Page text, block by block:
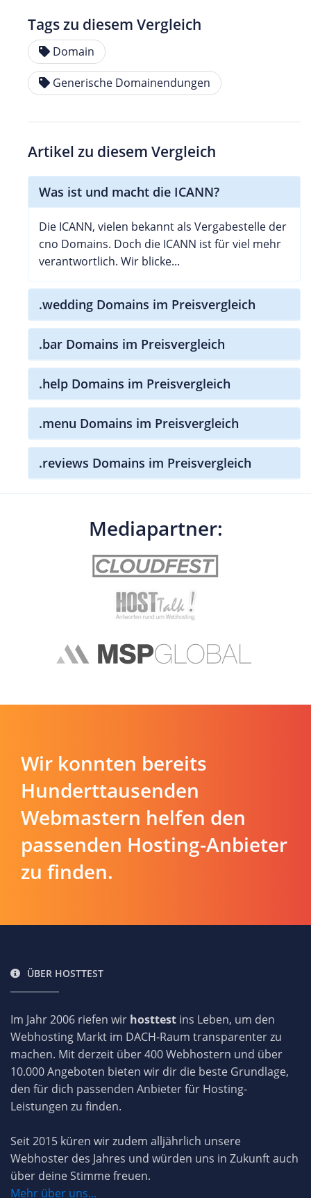
Tags zu diesem Vergleich
Domain
Generische Domainendungen
Artikel zu diesem Vergleich
Was ist und macht die ICANN?
Die ICANN, vielen bekannt als Vergabestelle der
cno Domains. Doch die ICANN ist für viel mehr
verantwortlich. Wir blicke...
.wedding Domains im Preisvergleich
.bar Domains im Preisvergleich
.help Domains im Preisvergleich
.menu Domains im Preisvergleich
.reviews Domains im Preisvergleich
Mediapartner:
Wir konnten bereits
Hunderttausenden
Webmastern helfen den
passenden Hosting-Anbieter
zu finden.
ÜBER HOSTTEST
Im Jahr 2006 riefen wir hosttest ins Leben, um den
Webhosting Markt im DACH-Raum transparenter zu
machen. Mit derzeit über 400 Webhostern und über
10.000 Angeboten bieten wir dir die beste Grundlage,
den für dich passenden Anbieter für Hosting-
Leistungen zu finden.
Seit 2015 küren wir zudem alljährlich unsere
Webhoster des Jahres und würden uns in Zukunft auch
über deine Stimme freuen.
Mehr über uns...